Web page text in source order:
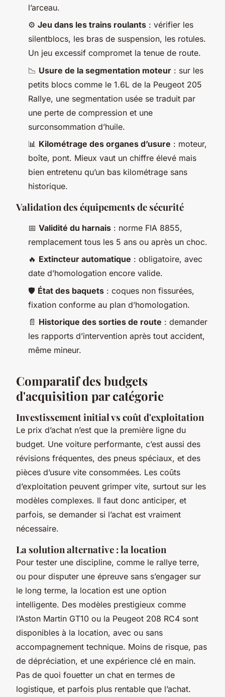
l’arceau.
⚙️ Jeu dans les trains roulants : vérifier les
silentblocs, les bras de suspension, les rotules.
Un jeu excessif compromet la tenue de route.
📉 Usure de la segmentation moteur : sur les
petits blocs comme le 1.6L de la Peugeot 205
Rallye, une segmentation usée se traduit par
une perte de compression et une
surconsommation d’huile.
📊 Kilométrage des organes d’usure : moteur,
boîte, pont. Mieux vaut un chiffre élevé mais
bien entretenu qu’un bas kilométrage sans
historique.
Validation des équipements de sécurité
📅 Validité du harnais : norme FIA 8855,
remplacement tous les 5 ans ou après un choc.
🔥 Extincteur automatique : obligatoire, avec
date d’homologation encore valide.
🛡️ État des baquets : coques non fissurées,
fixation conforme au plan d’homologation.
📄 Historique des sorties de route : demander
les rapports d’intervention après tout accident,
même mineur.
Comparatif des budgets
d'acquisition par catégorie
Investissement initial vs coût d'exploitation
Le prix d’achat n’est que la première ligne du
budget. Une voiture performante, c’est aussi des
révisions fréquentes, des pneus spéciaux, et des
pièces d’usure vite consommées. Les coûts
d’exploitation peuvent grimper vite, surtout sur les
modèles complexes. Il faut donc anticiper, et
parfois, se demander si l’achat est vraiment
nécessaire.
La solution alternative : la location
Pour tester une discipline, comme le rallye terre,
ou pour disputer une épreuve sans s’engager sur
le long terme, la location est une option
intelligente. Des modèles prestigieux comme
l’Aston Martin GT10 ou la Peugeot 208 RC4 sont
disponibles à la location, avec ou sans
accompagnement technique. Moins de risque, pas
de dépréciation, et une expérience clé en main.
Pas de quoi fouetter un chat en termes de
logistique, et parfois plus rentable que l’achat.